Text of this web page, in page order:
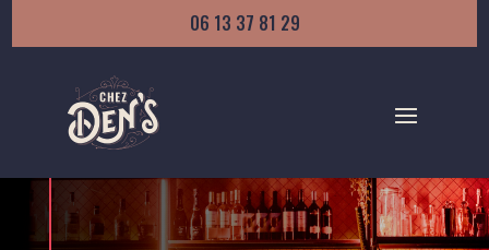
06 13 37 81 29